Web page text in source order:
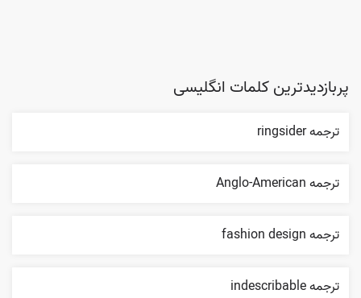
پربازدیدترین کلمات انگلیسی
ترجمه ringsider
ترجمه Anglo-American
ترجمه fashion design
ترجمه indescribable